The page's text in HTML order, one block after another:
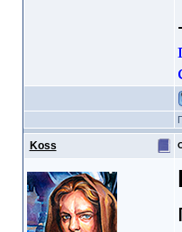
Koss